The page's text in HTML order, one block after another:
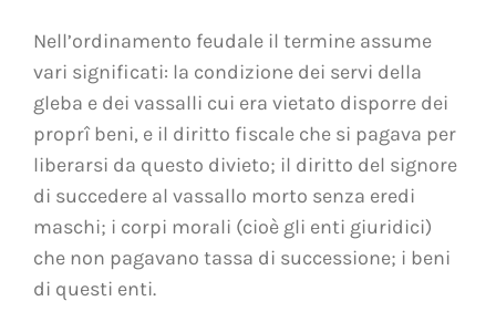
Nell’ordinamento feudale il termine assume
vari significati: la condizione dei servi della
gleba e dei vassalli cui era vietato disporre dei
proprî beni, e il diritto fiscale che si pagava per
liberarsi da questo divieto; il diritto del signore
di succedere al vassallo morto senza eredi
maschi; i corpi morali (cioè gli enti giuridici)
che non pagavano tassa di successione; i beni
di questi enti.